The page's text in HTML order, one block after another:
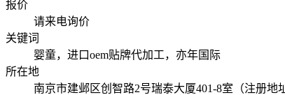
报价
请来电询价
关键词
婴童，进口oem贴牌代加工，亦年国际
所在地
南京市建邺区创智路2号瑞泰大厦401-8室（注册地